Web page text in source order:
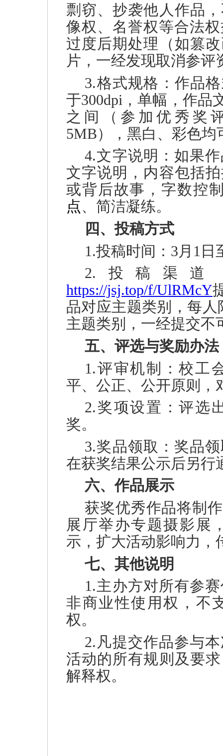
剽窃、抄袭他人作品
像权、名誉权等合法
过度后期处理（如篡
片，一经发现取消参评
3.格式规格：作品
于300dpi，单幅，作品
之间（参加优秀奖
5MB），黑白、彩色均
4.文字说明：如果
文字说明，内容包括
或背后故事，字数控
点、简洁凝练。
四、投稿方式
1.投稿时间：3月1日
2.投稿渠道
https://jsj.top/f/UlRMcY
品对应主题类别，每
主题类别，一经提交不
五、评选与奖励办法
1.评审机制：校工
平、公正、公开原则，
2.奖项设置：评选
奖。
3.奖品领取：奖品
在获奖结果公示后另行
六、作品展示
获奖优秀作品将制
展厅举办专题摄影展
示，扩大活动影响力，
七、其他说明
1.主办方对所有参
非商业性使用权，不
权。
2.凡提交作品参与
活动的所有规则及要
解释权。